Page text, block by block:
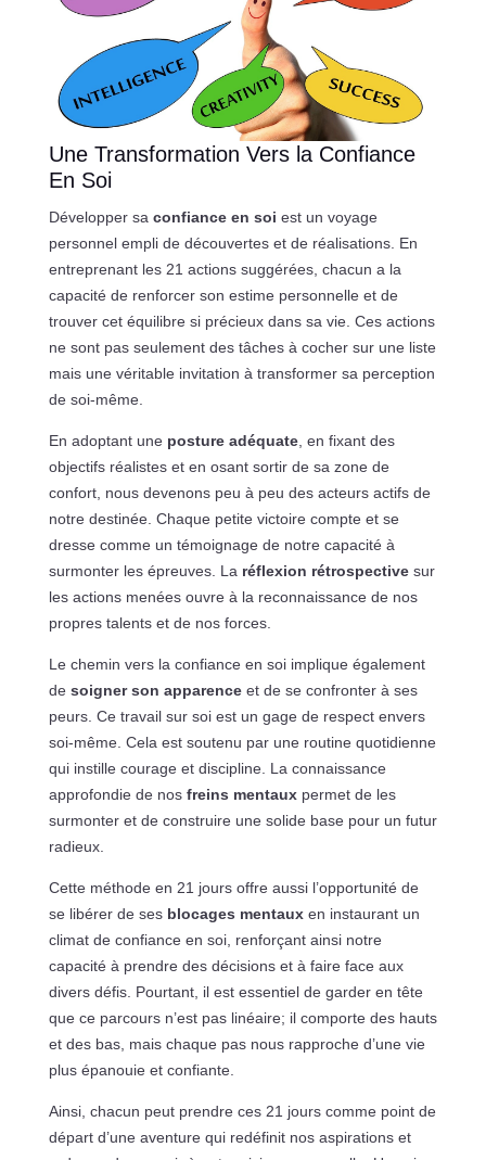
Une Transformation Vers la Confiance
En Soi
Développer sa confiance en soi est un voyage
personnel empli de découvertes et de réalisations. En
entreprenant les 21 actions suggérées, chacun a la
capacité de renforcer son estime personnelle et de
trouver cet équilibre si précieux dans sa vie. Ces actions
ne sont pas seulement des tâches à cocher sur une liste
mais une véritable invitation à transformer sa perception
de soi-même.
En adoptant une posture adéquate, en fixant des
objectifs réalistes et en osant sortir de sa zone de
confort, nous devenons peu à peu des acteurs actifs de
notre destinée. Chaque petite victoire compte et se
dresse comme un témoignage de notre capacité à
surmonter les épreuves. La réflexion rétrospectivesur
les actions menées ouvre à la reconnaissance de nos
propres talents et de nos forces.
Le chemin vers la confiance en soi implique également
de soigner son apparenceet de se confronter à ses
peurs. Ce travail sur soi est un gage de respect envers
soi-même. Cela est soutenu par une routine quotidienne
qui instille courage et discipline. La connaissance
approfondie de nos freins mentauxpermet de les
surmonter et de construire une solide base pour un futur
radieux.
Cette méthode en 21 jours offre aussi l’opportunité de
se libérer de ses blocages mentauxen instaurant un
climat de confiance en soi, renforçant ainsi notre
capacité à prendre des décisions et à faire face aux
divers défis. Pourtant, il est essentiel de garder en tête
que ce parcours n’est pas linéaire; il comporte des hauts
et des bas, mais chaque pas nous rapproche d’une vie
plus épanouie et confiante.
Ainsi, chacun peut prendre ces 21 jours comme point de
départ d’une aventure qui redéfinit nos aspirations et